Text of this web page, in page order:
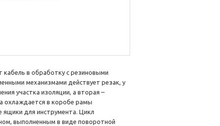
кабель в обработку с резиновыми
механизмами действует резак, у
участка изоляции, а вторая –
охлаждается в коробе рамы
для инструмента. Цикл
выполненным в виде поворотной